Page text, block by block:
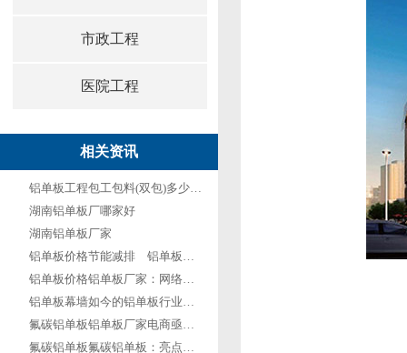
市政工程
医院工程
相关资讯
铝单板工程包工包料(双包)多少钱一平方？2022最新价格
湖南铝单板厂哪家好
湖南铝单板厂家
铝单板价格节能减排 铝单板企业不应逃避
铝单板价格铝单板厂家：网络营销与产品都不能少
铝单板幕墙如今的铝单板行业形式
氟碳铝单板铝单板厂家电商亟需经营者转变思维
氟碳铝单板氟碳铝单板：亮点即是卖点